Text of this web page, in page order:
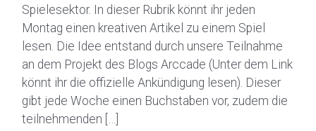
Spielesektor. In dieser Rubrik könnt ihr jeden
Montag einen kreativen Artikel zu einem Spiel
lesen. Die Idee entstand durch unsere Teilnahme
an dem Projekt des Blogs Arccade (Unter dem Link
könnt ihr die offizielle Ankündigung lesen). Dieser
gibt jede Woche einen Buchstaben vor, zudem die
teilnehmenden […]